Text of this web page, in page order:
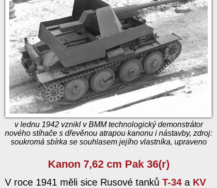
v lednu 1942 vznikl v BMM technologický demonstrátor
nového stíhače s dřevěnou atrapou kanonu i nástavby, zdroj:
soukromá sbírka se souhlasem jejího vlastníka, upraveno
Kanon 7,62 cm Pak 36(r)
V roce 1941 měli sice Rusové tanků T-34 a KV